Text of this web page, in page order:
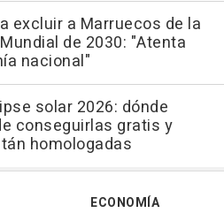
excluir a Marruecos de la
de 2030: "Atenta
nacional"
solar 2026: dónde
conseguirlas gratis y
homologadas
ECONOMÍA